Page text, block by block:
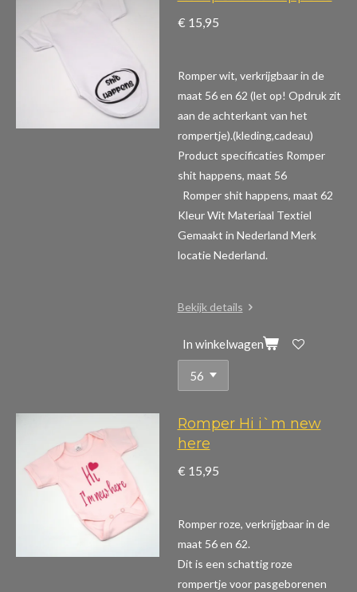
€ 15,95
Romper wit, verkrijgbaar in de
maat 56 en 62 (let op! Opdruk zit
aan de achterkant van het
rompertje).(kleding,cadeau)
Product specificaties Romper
shit happens, maat 56
Romper shit happens, maat 62
Kleur Wit Materiaal Textiel
Gemaakt in Nederland Merk
locatie Nederland.
Bekijk details
In winkelwagen
Romper Hi i`m new
here
€ 15,95
Romper roze, verkrijgbaar in de
maat 56 en 62.
Dit is een schattig roze
rompertje voor pasgeborenen